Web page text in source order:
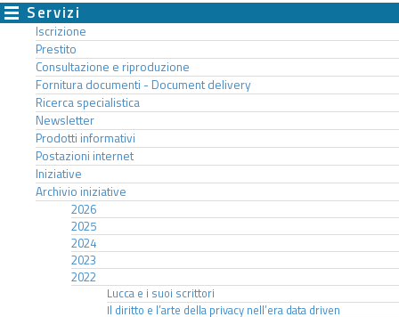
Servizi
Iscrizione
Prestito
Consultazione e riproduzione
Fornitura documenti - Document delivery
Ricerca specialistica
Newsletter
Prodotti informativi
Postazioni internet
Iniziative
Archivio iniziative
2026
2025
2024
2023
2022
Lucca e i suoi scrittori
Il diritto e l’arte della privacy nell’era data driven